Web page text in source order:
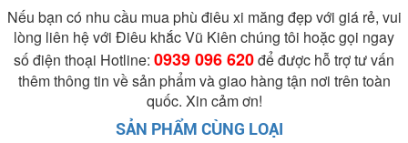
Nếu bạn có nhu cầu mua phù điêu xi măng đẹp với giá rẻ, vui
lòng liên hệ với Điêu khắc Vũ Kiên chúng tôi hoặc gọi ngay
số điện thoại Hotline: 0939 096 620để được hỗ trợ tư vấn
thêm thông tin về sản phẩm và giao hàng tận nơi trên toàn
quốc. Xin cảm ơn!
SẢN PHẨM CÙNG LOẠI